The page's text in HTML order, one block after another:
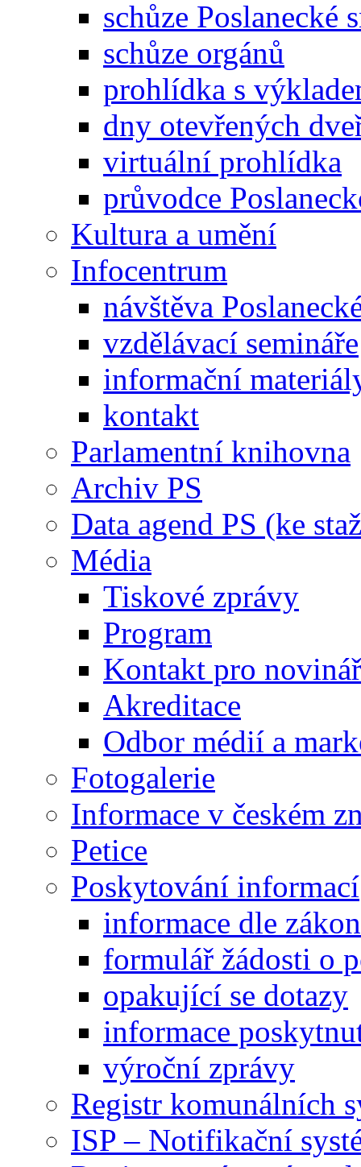
schůze Poslanecké
schůze orgánů
prohlídka s
dny otevřených
virtuální prohlídka
průvodce
Kultura a umění
Infocentrum
návštěva
vzdělávací semináře
informační
kontakt
Parlamentní knihovna
Archiv PS
Data agend PS (ke
Média
Tiskové zprávy
Program
Kontakt pro
Akreditace
Odbor médií a
Fotogalerie
Informace v českém
Petice
Poskytování informací
informace dle
formulář žádosti o
opakující se dotazy
informace
výroční zprávy
Registr komunálních
ISP – Notifikační